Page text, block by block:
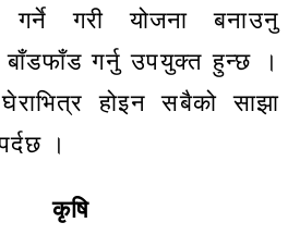
गर्ने गरी योजना बनाउनु
बाँडफाँड गर्नु उपयुक्त हुन्छ ।
होइन सबैको साझा
।